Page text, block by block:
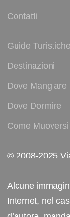
Contatti
Guide Turistiche
Destinazioni
Dove Mangiare
Dove Dormire
Come Muoversi
© 2008-2025
Alcune
Internet, nel